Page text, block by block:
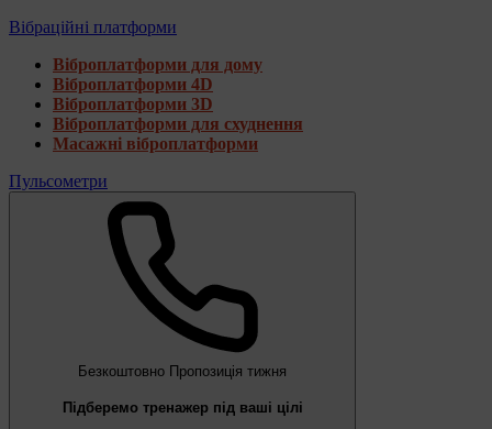
Вібраційні платформи
Віброплатформи для дому
Віброплатформи 4D
Віброплатформи 3D
Віброплатформи для схуднення
Масажні віброплатформи
Пульсометри
Безкоштовно Пропозиція тижня
Підберемо тренажер під ваші цілі